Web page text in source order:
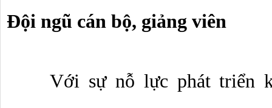
Đội ngũ cán bộ, giảng viên
Với sự nỗ lực phát triển